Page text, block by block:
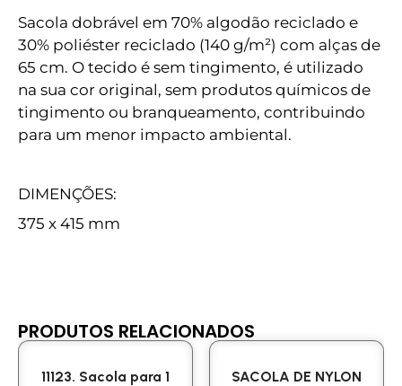
Sacola dobrável em 70% algodão reciclado e
30% poliéster reciclado (140 g/m²) com alças de
65 cm. O tecido é sem tingimento, é utilizado
na sua cor original, sem produtos químicos de
tingimento ou branqueamento, contribuindo
para um menor impacto ambiental.
DIMENÇÕES:
375 x 415 mm
PRODUTOS RELACIONADOS
11123. Sacola para 1
SACOLA DE NYLON